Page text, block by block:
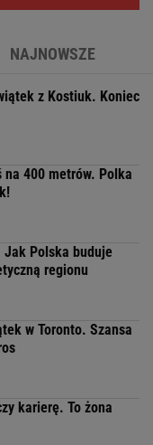
NAJNOWSZE
z Kostiuk. Koniec
400 metrów. Polka
Jak Polska buduje
regionu
w Toronto. Szansa
karierę. To żona